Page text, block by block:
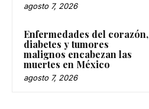
agosto 7, 2026
Enfermedades del corazón,
diabetes y tumores
malignos encabezan las
muertes en México
agosto 7, 2026